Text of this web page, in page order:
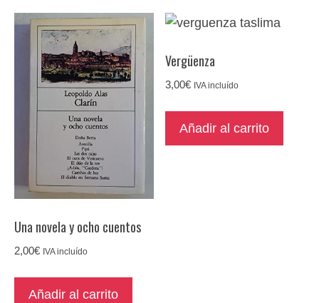
Una novela y ocho cuentos
2,00€ IVA incluído
Añadir al carrito
Vergüenza
3,00€ IVA incluído
Añadir al carrito